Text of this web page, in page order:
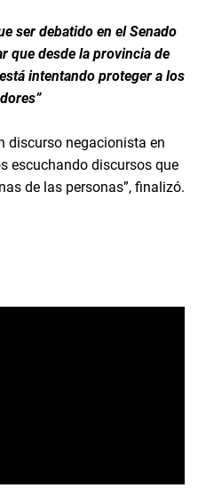
ser debatido en el Senado
que desde la provincia de
intentando proteger a los
discurso negacionista en
escuchando discursos que
de las personas”, finalizó.